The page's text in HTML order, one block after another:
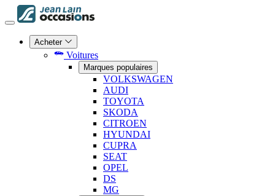
Acheter
Voitures
Marques populaires
VOLKSWAGEN
AUDI
TOYOTA
SKODA
CITROEN
HYUNDAI
CUPRA
SEAT
OPEL
DS
MG